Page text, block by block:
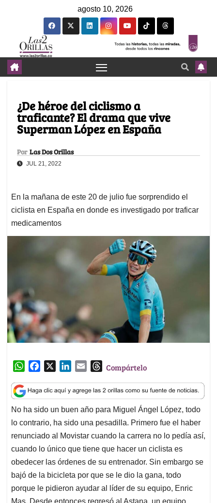
agosto 10, 2026
¿De héroe del ciclismo a
traficante? El drama que vive
Superman López en España
Por Las Dos Orillas
JUL 21, 2022
En la mañana de este 20 de julio fue sorprendido el
ciclista en España en donde es investigado por traficar
medicamentos
W
a
t
s
A
p
p
c
e
b
o
o
k
n
k
e
d
I
n
a
i
l
T
r
e
a
d
s
Compártelo
No ha sido un buen año para Miguel Ángel López, todo
lo contrario, ha sido una pesadilla. Primero fue el haber
renunciado al Movistar cuando la carrera no lo pedía así,
cuando lo único que tiene que hacer un ciclista es
obedecer las órdenes de su entrenador. Sin embargo se
bajó de la bicicleta por que se le dio la gana, todo
porque le pidieron ayudar al líder de su equipo, Enric